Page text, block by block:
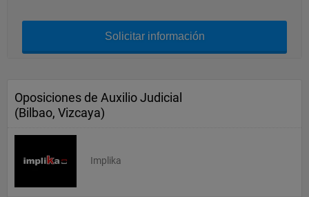
Solicitar información
Oposiciones de Auxilio Judicial
(Bilbao, Vizcaya)
Implika